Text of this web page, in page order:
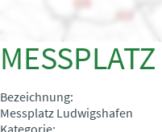
Bezeichnung:
Messplatz Ludwigshafen